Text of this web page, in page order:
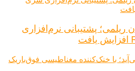
ریلمی؛ پشتیبانی نرم‌افزاری